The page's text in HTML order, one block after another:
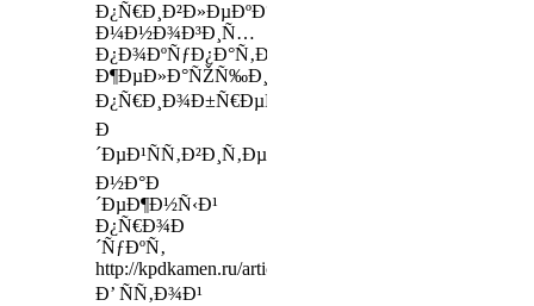
Ð¿Ñ€Ð¸Ð²Ð»ÐµÐºÐ°ÑŽÑ‚
Ð¼Ð½Ð¾Ð³Ð¸Ñ…
Ð¿Ð¾ÐºÑƒÐ¿Ð°Ñ‚ÐµÐ»ÐµÐ¹,
Ð¶ÐµÐ»Ð°ÑŽÑ‰Ð¸Ñ…
Ð¿Ñ€Ð¸Ð¾Ð±Ñ€ÐµÑÑ‚Ð¸
Ð
´ÐµÐ¹ÑÑ‚Ð²Ð¸Ñ‚ÐµÐ»ÑŒÐ½Ð¾
Ð½Ð°Ð
´ÐµÐ¶Ð½Ñ‹Ð¹
Ð¿Ñ€Ð¾Ð
´ÑƒÐºÑ‚
http://kpdkamen.ru/articles/granit/
Ð’ ÑÑ‚Ð¾Ð¹